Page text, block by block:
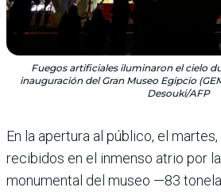
Fuegos artificiales iluminaron el cielo
inauguración del Gran Museo Egipcio
Desouki/AFP
En la apertura al público, el
recibidos en el inmenso atrio por
monumental del museo —83